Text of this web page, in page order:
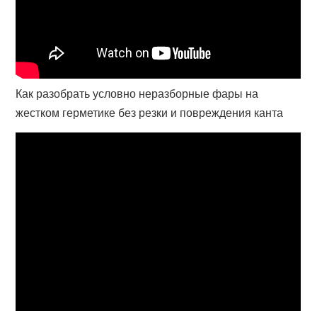
Как разобрать условно неразборные фары на
жестком герметике без резки и повреждения канта